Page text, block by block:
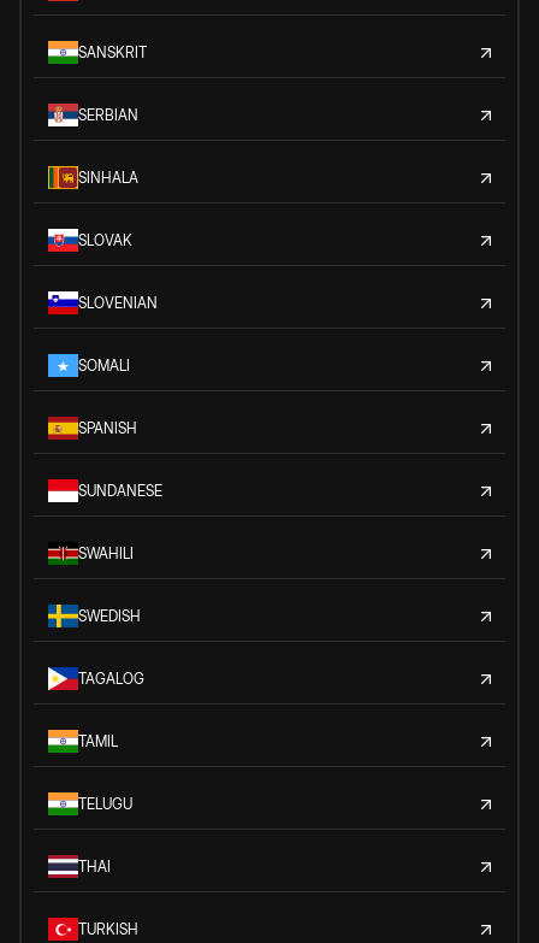
SANSKRIT
SERBIAN
SINHALA
SLOVAK
SLOVENIAN
SOMALI
SPANISH
SUNDANESE
SWAHILI
SWEDISH
TAGALOG
TAMIL
TELUGU
THAI
TURKISH